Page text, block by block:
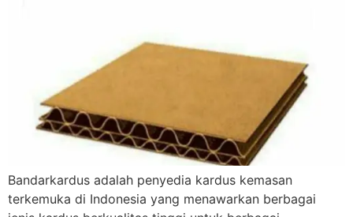
Bandarkardus adalah penyedia kardus kemasan
terkemuka di Indonesia yang menawarkan berbagai